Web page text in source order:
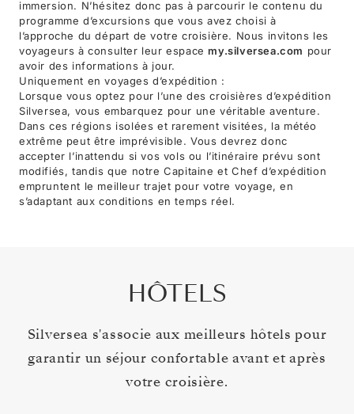
immersion. N’hésitez donc pas à parcourir le contenu du
programme d’excursions que vous avez choisi à
l’approche du départ de votre croisière. Nous invitons les
voyageurs à consulter leur espacemy.silversea.com pour
avoir des informations à jour.
Uniquement en voyages d’expédition :
Lorsque vous optez pour l’une des croisières d’expédition
Silversea, vous embarquez pour une véritable aventure.
Dans ces régions isolées et rarement visitées, la météo
extrême peut être imprévisible. Vous devrez donc
accepter l’inattendu si vos vols ou l’itinéraire prévu sont
modifiés, tandis que notre Capitaine et Chef d’expédition
empruntent le meilleur trajet pour votre voyage, en
s’adaptant aux conditions en temps réel.
HÔTELS
Silversea s'associe aux meilleurs hôtels pour
garantir un séjour confortable avant et après
votre croisière.